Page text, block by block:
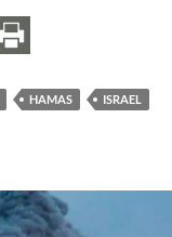
HAMAS
ISRAEL